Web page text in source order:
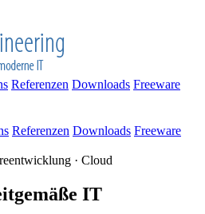
Referenzen Downloads Freeware
Referenzen Downloads Freeware
· Cloud
IT